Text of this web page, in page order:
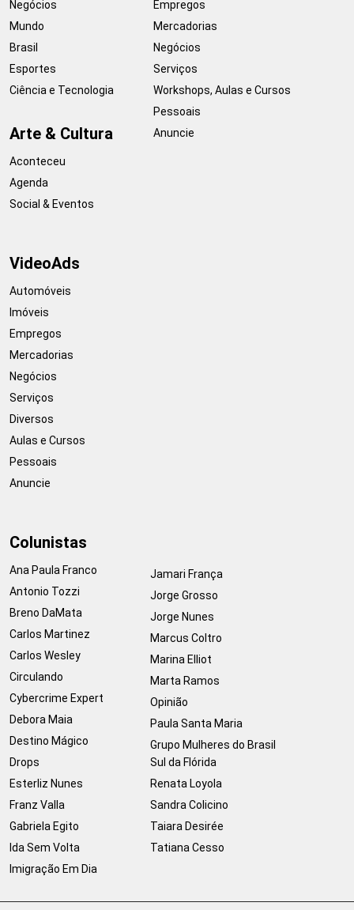
Negócios
Mundo
Brasil
Esportes
Ciência e Tecnologia
Arte & Cultura
Aconteceu
Agenda
Social & Eventos
Empregos
Mercadorias
Negócios
Serviços
Workshops, Aulas e Cursos
Pessoais
Anuncie
VideoAds
Automóveis
Imóveis
Empregos
Mercadorias
Negócios
Serviços
Diversos
Aulas e Cursos
Pessoais
Anuncie
Colunistas
Ana Paula Franco
Antonio Tozzi
Breno DaMata
Carlos Martinez
Carlos Wesley
Circulando
Cybercrime Expert
Debora Maia
Destino Mágico
Drops
Esterliz Nunes
Franz Valla
Gabriela Egito
Ida Sem Volta
Imigração Em Dia
Jamari França
Jorge Grosso
Jorge Nunes
Marcus Coltro
Marina Elliot
Marta Ramos
Opinião
Paula Santa Maria
Grupo Mulheres do Brasil
Sul da Flórida
Renata Loyola
Sandra Colicino
Taiara Desirée
Tatiana Cesso